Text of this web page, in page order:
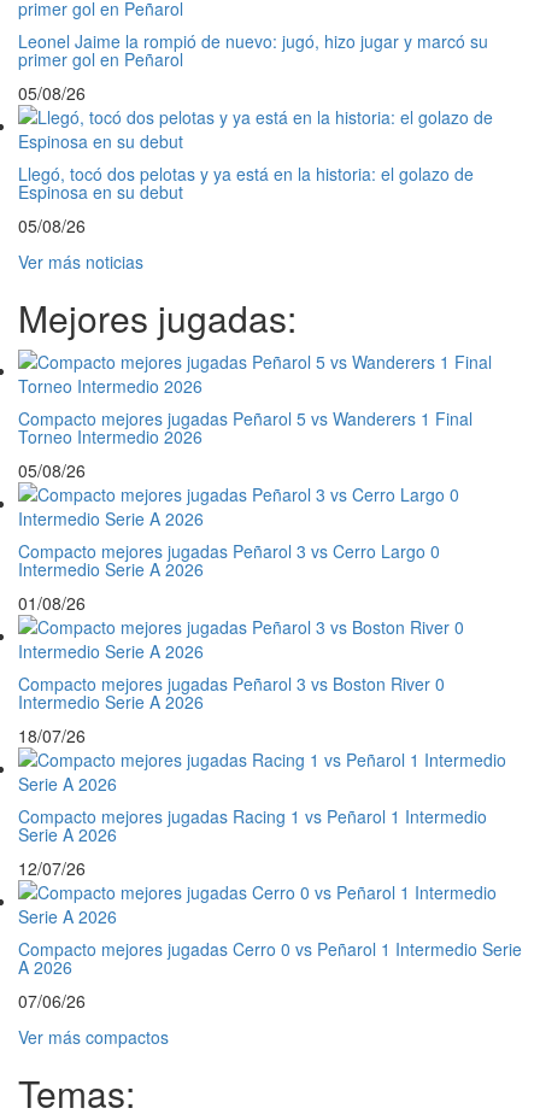
Leonel Jaime la rompió de nuevo: jugó, hizo jugar y marcó su
primer gol en Peñarol
05/08/26
Llegó, tocó dos pelotas y ya está en la historia: el golazo de
Espinosa en su debut
05/08/26
Ver más noticias
Mejores jugadas:
Compacto mejores jugadas Peñarol 5 vs Wanderers 1 Final
Torneo Intermedio 2026
05/08/26
Compacto mejores jugadas Peñarol 3 vs Cerro Largo 0
Intermedio Serie A 2026
01/08/26
Compacto mejores jugadas Peñarol 3 vs Boston River 0
Intermedio Serie A 2026
18/07/26
Compacto mejores jugadas Racing 1 vs Peñarol 1 Intermedio
Serie A 2026
12/07/26
Compacto mejores jugadas Cerro 0 vs Peñarol 1 Intermedio Serie
A 2026
07/06/26
Ver más compactos
Temas: